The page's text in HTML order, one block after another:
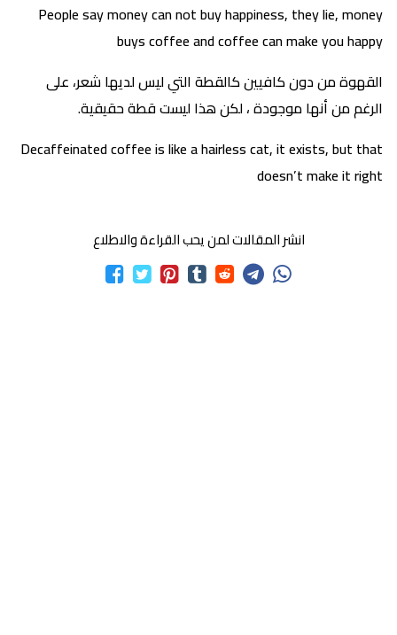
People say money can not buy happiness, they lie, money
buys coffee and coffee can make you happy
القهوة من دون كافيين كالقطة التي ليس لديها شعر، على
الرغم من أنها موجودة ، لكن هذا ليست قطة حقيقية.
Decaffeinated coffee is like a hairless cat, it exists, but that
doesn’t make it right
انشر المقالات لمن يحب القراءة والاطلاع